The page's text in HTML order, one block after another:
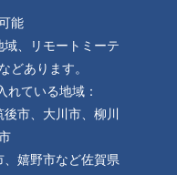
能
、リモートミーテ
どあります。
ている地域：
市、大川市、柳川
嬉野市など佐賀県